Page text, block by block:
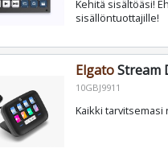
Kehitä sisältöäsi!
sisällöntuottajille!
ElgatoStream
10GBJ9911
Kaikki